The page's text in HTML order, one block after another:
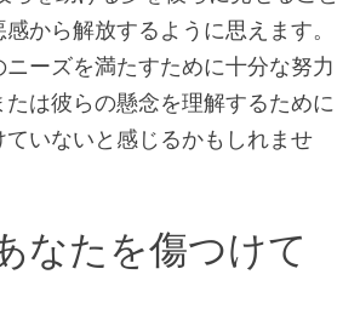
から解放するように思えます。
ーズを満たすために十分な努力
は彼らの懸念を理解するために
いないと感じるかもしれませ
なたを傷つけて